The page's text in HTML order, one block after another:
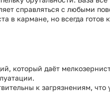
справляться с любыми
в кармане, но всегда готов
который даёт
к загрязнениям, что